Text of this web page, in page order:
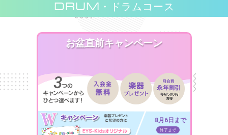
DRUM ・ドラムコース
お盆直前キャンペーン
8月6日まで
終了まで